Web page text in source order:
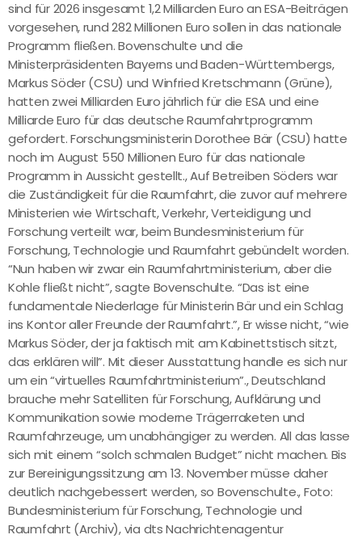
sind für 2026 insgesamt 1,2 Milliarden Euro an ESA-Beiträgen
vorgesehen, rund 282 Millionen Euro sollen in das nationale
Programm fließen. Bovenschulte und die
Ministerpräsidenten Bayerns und Baden-Württembergs,
Markus Söder (CSU) und Winfried Kretschmann (Grüne),
hatten zwei Milliarden Euro jährlich für die ESA und eine
Milliarde Euro für das deutsche Raumfahrtprogramm
gefordert. Forschungsministerin Dorothee Bär (CSU) hatte
noch im August 550 Millionen Euro für das nationale
Programm in Aussicht gestellt., Auf Betreiben Söders war
die Zuständigkeit für die Raumfahrt, die zuvor auf mehrere
Ministerien wie Wirtschaft, Verkehr, Verteidigung und
Forschung verteilt war, beim Bundesministerium für
Forschung, Technologie und Raumfahrt gebündelt worden.
“Nun haben wir zwar ein Raumfahrtministerium, aber die
Kohle fließt nicht”, sagte Bovenschulte. “Das ist eine
fundamentale Niederlage für Ministerin Bär und ein Schlag
ins Kontor aller Freunde der Raumfahrt.”, Er wisse nicht, “wie
Markus Söder, der ja faktisch mit am Kabinettstisch sitzt,
das erklären will”. Mit dieser Ausstattung handle es sich nur
um ein “virtuelles Raumfahrtministerium”., Deutschland
brauche mehr Satelliten für Forschung, Aufklärung und
Kommunikation sowie moderne Trägerraketen und
Raumfahrzeuge, um unabhängiger zu werden. All das lasse
sich mit einem “solch schmalen Budget” nicht machen. Bis
zur Bereinigungssitzung am 13. November müsse daher
deutlich nachgebessert werden, so Bovenschulte., Foto:
Bundesministerium für Forschung, Technologie und
Raumfahrt (Archiv), via dts Nachrichtenagentur